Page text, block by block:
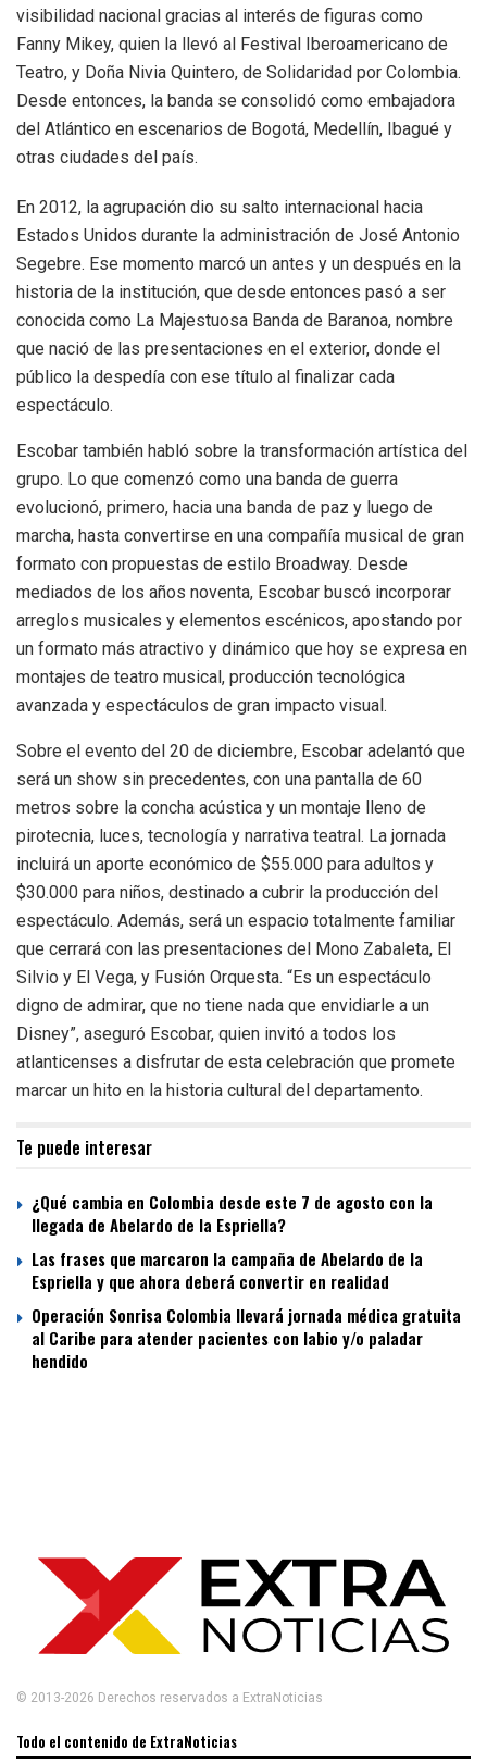
visibilidad nacional gracias al interés de figuras como
Fanny Mikey, quien la llevó al Festival Iberoamericano de
Teatro, y Doña Nivia Quintero, de Solidaridad por Colombia.
Desde entonces, la banda se consolidó como embajadora
del Atlántico en escenarios de Bogotá, Medellín, Ibagué y
otras ciudades del país.
En 2012, la agrupación dio su salto internacional hacia
Estados Unidos durante la administración de José Antonio
Segebre. Ese momento marcó un antes y un después en la
historia de la institución, que desde entonces pasó a ser
conocida como La Majestuosa Banda de Baranoa, nombre
que nació de las presentaciones en el exterior, donde el
público la despedía con ese título al finalizar cada
espectáculo.
Escobar también habló sobre la transformación artística del
grupo. Lo que comenzó como una banda de guerra
evolucionó, primero, hacia una banda de paz y luego de
marcha, hasta convertirse en una compañía musical de gran
formato con propuestas de estilo Broadway. Desde
mediados de los años noventa, Escobar buscó incorporar
arreglos musicales y elementos escénicos, apostando por
un formato más atractivo y dinámico que hoy se expresa en
montajes de teatro musical, producción tecnológica
avanzada y espectáculos de gran impacto visual.
Sobre el evento del 20 de diciembre, Escobar adelantó que
será un show sin precedentes, con una pantalla de 60
metros sobre la concha acústica y un montaje lleno de
pirotecnia, luces, tecnología y narrativa teatral. La jornada
incluirá un aporte económico de $55.000 para adultos y
$30.000 para niños, destinado a cubrir la producción del
espectáculo. Además, será un espacio totalmente familiar
que cerrará con las presentaciones del Mono Zabaleta, El
Silvio y El Vega, y Fusión Orquesta. “Es un espectáculo
digno de admirar, que no tiene nada que envidiarle a un
Disney”, aseguró Escobar, quien invitó a todos los
atlanticenses a disfrutar de esta celebración que promete
marcar un hito en la historia cultural del departamento.
Te puede interesar
¿Qué cambia en Colombia desde este 7 de agosto con la
llegada de Abelardo de la Espriella?
Las frases que marcaron la campaña de Abelardo de la
Espriella y que ahora deberá convertir en realidad
Operación Sonrisa Colombia llevará jornada médica gratuita
al Caribe para atender pacientes con labio y/o paladar
hendido
© 2013-2026 Derechos reservados a ExtraNoticias
Todo el contenido de ExtraNoticias